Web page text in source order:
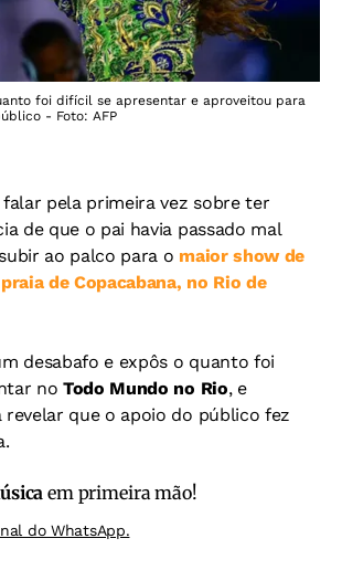
foi difícil se apresentar e aproveitou para
- Foto: AFP
pela primeira vez sobre ter
de que o pai havia passado mal
ao palco para o maior show de
de Copacabana, no Rio de
desabafo e expôs o quanto foi
no Todo Mundo no Rio, e
revelar que o apoio do público fez
em primeira mão!
do WhatsApp.